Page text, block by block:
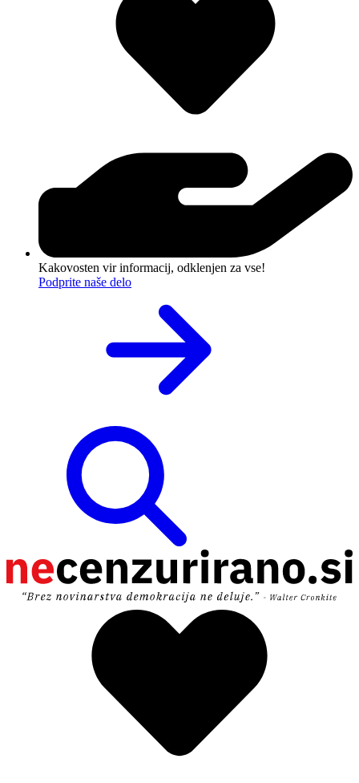
Kakovosten vir informacij, odklenjen za vse!
Podprite naše delo